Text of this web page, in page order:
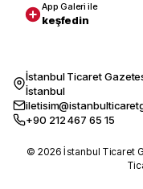
App Galeri ile
keşfedin
İstanbul Ticaret
İstanbul
+90 212 467 65 15
© 2026 İstanbul Ticaret